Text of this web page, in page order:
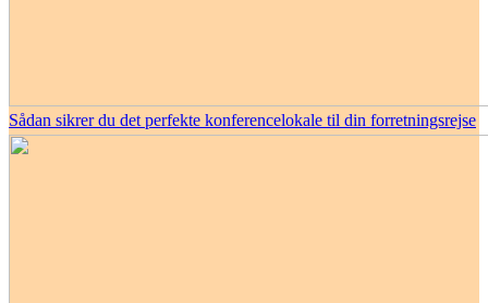
Sådan sikrer du det perfekte konferencelokale til din forretningsrejse